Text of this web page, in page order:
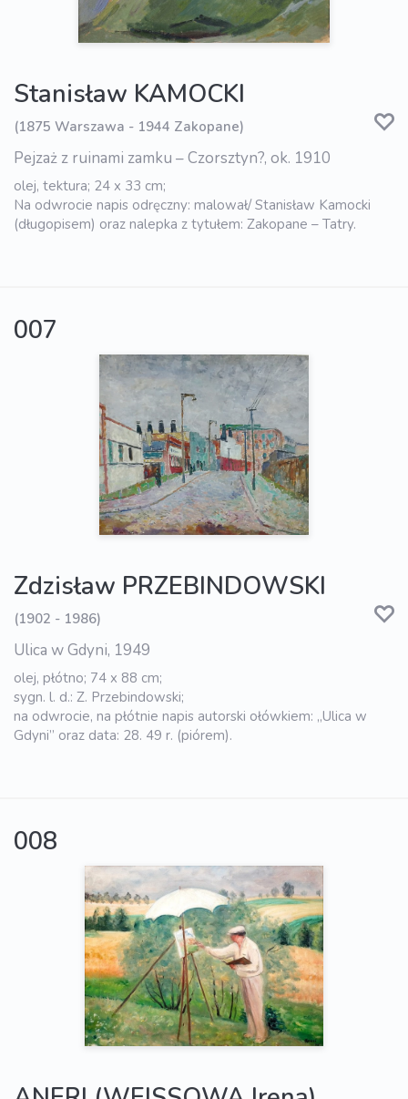
Stanisław KAMOCKI
(1875 Warszawa - 1944 Zakopane)
Pejzaż z ruinami zamku – Czorsztyn?, ok. 1910
olej, tektura; 24 x 33 cm;
Na odwrocie napis odręczny: malował/ Stanisław Kamocki
(długopisem) oraz nalepka z tytułem: Zakopane – Tatry.
007
Zdzisław PRZEBINDOWSKI
(1902 - 1986)
Ulica w Gdyni, 1949
olej, płótno; 74 x 88 cm;
sygn. l. d.: Z. Przebindowski;
na odwrocie, na płótnie napis autorski ołówkiem: „Ulica w
Gdyni” oraz data: 28. 49 r. (piórem).
008